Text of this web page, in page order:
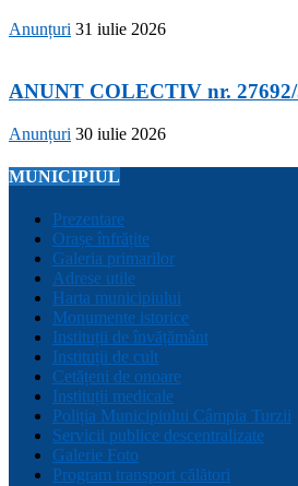
Anunțuri 31 iulie 2026
ANUNT COLECTIV nr. 27692/
Anunțuri 30 iulie 2026
MUNICIPIUL
Prezentare
Orașe înfrățite
Galeria primarilor
Adrese utile
Harta municipiului
Monumente istorice
Instituții de învățământ
Instituții de cult
Cetățeni de onoare
Instituții medicale
Poliția Municipiului Câmpia Turzii
Servicii publice descentralizate
Galerie Foto
Program transport călători